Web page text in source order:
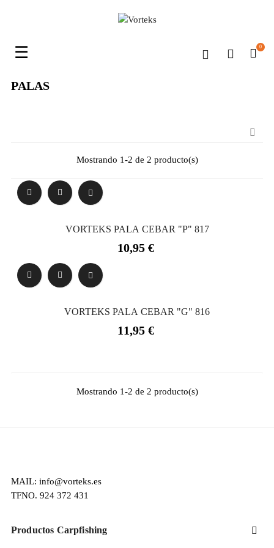
Navegación
palanca
☰ 0
PALAS

Mostrando 1-2 de 2 producto(s)
VORTEKS PALA CEBAR "P" 817
Precio
10,95 €
VORTEKS PALA CEBAR "G" 816
Precio
11,95 €
Mostrando 1-2 de 2 producto(s)
MAIL: info@vorteks.es
TFNO. 924 372 431
Productos Carpfishing 